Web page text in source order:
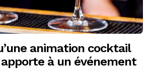
animation cocktail
à un événement